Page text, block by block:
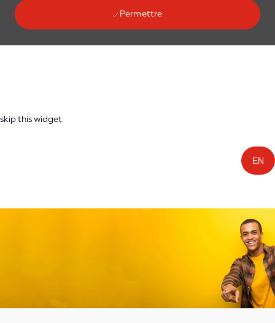
Permettre
skip this widget
EN